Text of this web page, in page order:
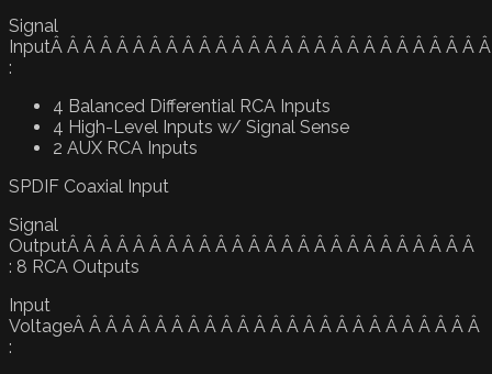
Signal
InputÂ Â Â Â Â Â Â Â Â Â Â Â Â Â Â Â Â Â Â Â Â Â Â Â Â Â
:
4 Balanced Differential RCA Inputs
4 High-Level Inputs w/ Signal Sense
2 AUX RCA Inputs
SPDIF Coaxial Input
Signal
OutputÂ Â Â Â Â Â Â Â Â Â Â Â Â Â Â Â Â Â Â Â Â Â Â Â Â
: 8 RCA Outputs
Input
VoltageÂ Â Â Â Â Â Â Â Â Â Â Â Â Â Â Â Â Â Â Â Â Â Â Â Â
: